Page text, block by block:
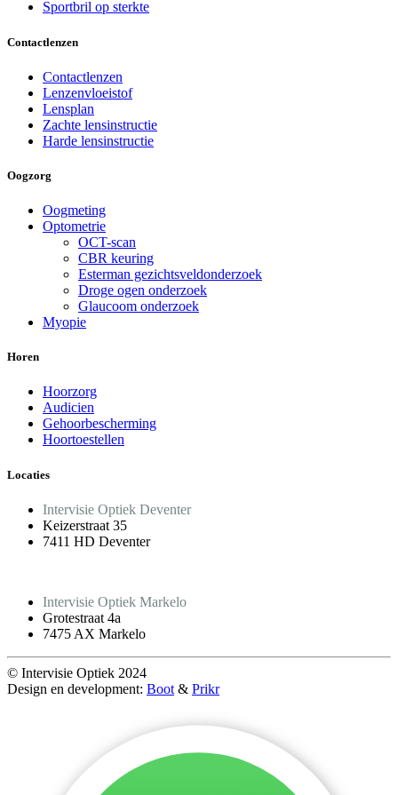
Sportbril op sterkte
Contactlenzen
Contactlenzen
Lenzenvloeistof
Lensplan
Zachte lensinstructie
Harde lensinstructie
Oogzorg
Oogmeting
Optometrie
OCT-scan
CBR keuring
Esterman gezichtsveldonderzoek
Droge ogen onderzoek
Glaucoom onderzoek
Myopie
Horen
Hoorzorg
Audicien
Gehoorbescherming
Hoortoestellen
Locaties
Intervisie Optiek Deventer
Keizerstraat 35
7411 HD Deventer
Intervisie Optiek Markelo
Grotestraat 4a
7475 AX Markelo
© Intervisie Optiek 2024
Design en development: Boot & Prikr